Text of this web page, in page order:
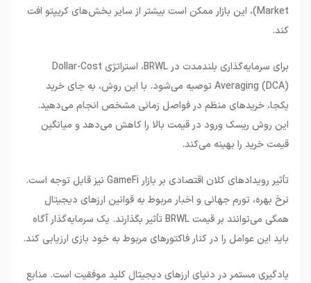
Market)، این بازار ممکن است بیشتر از سایر بخش‌های کریپتو افت
کند.
برای سرمایه‌گذاری بلندمدت در BRWL، استراتژی Dollar-Cost
Averaging (DCA) توصیه می‌شود. با این روش، به جای خرید
یکجا، خریدهای منظم در فواصل زمانی مشخص انجام می‌دهید.
این روش ریسک ورود در قیمت بالا را کاهش می‌دهد و میانگین
قیمت خرید را بهینه می‌کند.
تأثیر رویدادهای کلان اقتصادی بر بازار GameFi نیز قابل توجه است.
نرخ بهره، تورم جهانی و اخبار مربوط به قوانین ارزهای دیجیتال
همگی می‌توانند بر قیمت BRWL تأثیر بگذارند. یک سرمایه‌گذار آگاه
باید این عوامل را در کنار فاکتورهای مربوط به خود بازی ارزیابی کند.
یادگیری مستمر در دنیای ارزهای دیجیتال کلید موفقیت است. منابع